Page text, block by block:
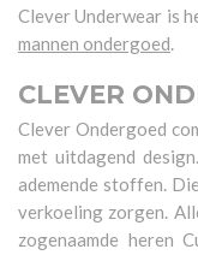
Clever Underwear is
mannen ondergoed.
CLEVER
Clever Ondergoed
met uitdagend
ademende stoffen.
verkoeling zorgen.
zogenaamde heren